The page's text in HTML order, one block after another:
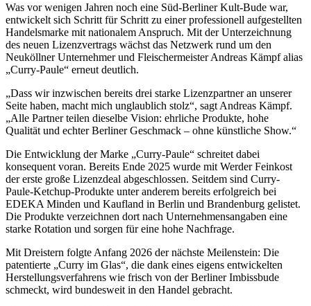
Was vor wenigen Jahren noch eine Süd-Berliner Kult-Bude war,
entwickelt sich Schritt für Schritt zu einer professionell aufgestellten
Handelsmarke mit nationalem Anspruch. Mit der Unterzeichnung
des neuen Lizenzvertrags wächst das Netzwerk rund um den
Neuköllner Unternehmer und Fleischermeister Andreas Kämpf alias
„Curry-Paule“ erneut deutlich.
„Dass wir inzwischen bereits drei starke Lizenzpartner an unserer
Seite haben, macht mich unglaublich stolz“, sagt Andreas Kämpf.
„Alle Partner teilen dieselbe Vision: ehrliche Produkte, hohe
Qualität und echter Berliner Geschmack – ohne künstliche Show.“
Die Entwicklung der Marke „Curry-Paule“ schreitet dabei
konsequent voran. Bereits Ende 2025 wurde mit Werder Feinkost
der erste große Lizenzdeal abgeschlossen. Seitdem sind Curry-
Paule-Ketchup-Produkte unter anderem bereits erfolgreich bei
EDEKA Minden und Kaufland in Berlin und Brandenburg gelistet.
Die Produkte verzeichnen dort nach Unternehmensangaben eine
starke Rotation und sorgen für eine hohe Nachfrage.
Mit Dreistern folgte Anfang 2026 der nächste Meilenstein: Die
patentierte „Curry im Glas“, die dank eines eigens entwickelten
Herstellungsverfahrens wie frisch von der Berliner Imbissbude
schmeckt, wird bundesweit in den Handel gebracht.